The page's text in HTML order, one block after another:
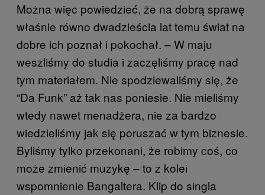
Można więc powiedzieć, że na dobrą sprawę
właśnie równo dwadzieścia lat temu świat na
dobre ich poznał i pokochał. – W maju
weszliśmy do studia i zaczęliśmy pracę nad
tym materiałem. Nie spodziewaliśmy się, że
“Da Funk” aż tak nas poniesie. Nie mieliśmy
wtedy nawet menadżera, nie za bardzo
wiedzieliśmy jak się poruszać w tym biznesie.
Byliśmy tylko przekonani, że robimy coś, co
może zmienić muzykę – to z kolei
wspomnienie Bangaltera. Klip do singla